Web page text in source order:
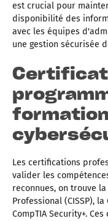
est crucial pour
disponibilité des
avec les équipes
une gestion sécurisée
Les certifications
valider les
reconnues, on trouve
Professional (CISSP),
CompTIA Security+.